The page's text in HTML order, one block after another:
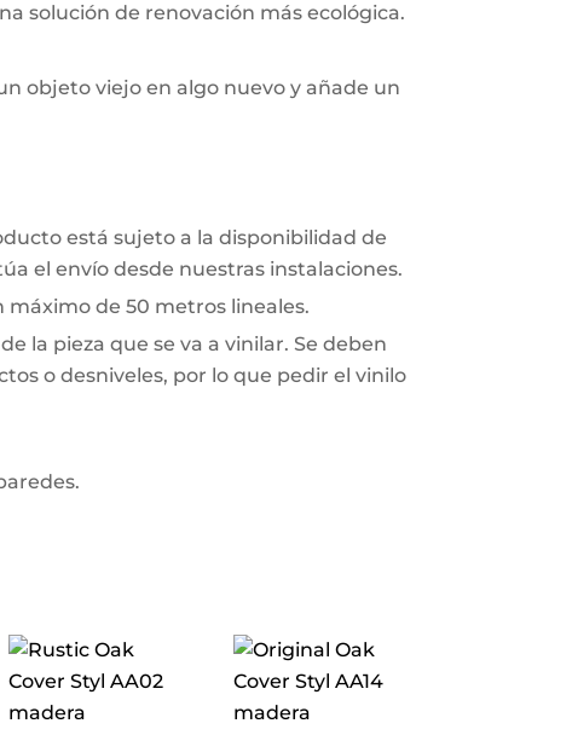
solución de renovación más ecológica.
objeto viejo en algo nuevo y añade un
está sujeto a la disponibilidad de
el envío desde nuestras instalaciones.
máximo de 50 metros lineales.
la pieza que se va a vinilar. Se deben
o desniveles, por lo que pedir el vinilo